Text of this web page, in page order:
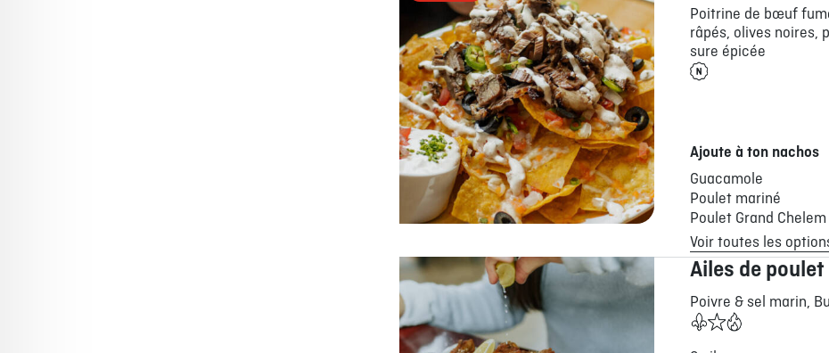
Poitrine de bœuf
râpés, olives noires,
sure épicée
Ajoute à ton nachos
Guacamole
Poulet mariné
Poulet Grand Chelem
Voir toutes les
Ailes de poulet
Poivre & sel marin,